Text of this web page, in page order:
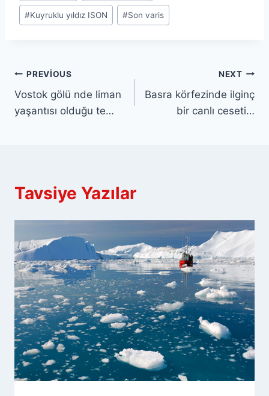
#Kuyruklu yıldız ISON #Son varis
Yazı
gezinmesi
PREVIOUS
Vostok gölü nde liman
yaşantısı olduğu te…
NEXT
Basra körfezinde ilginç
bir canlı ceseti…
Tavsiye Yazılar